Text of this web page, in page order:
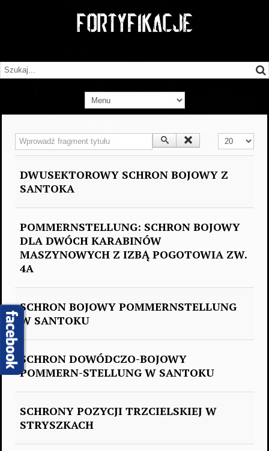
Wprowadź fragment tytułu Pokaż #
DWUSEKTOROWY SCHRON BOJOWY Z
SANTOKA
POMMERNSTELLUNG: SCHRON BOJOWY
DLA DWÓCH KARABINÓW
MASZYNOWYCH Z IZBĄ POGOTOWIA ZW.
4A
SCHRON BOJOWY POMMERNSTELLUNG
W SANTOKU
SCHRON DOWÓDCZO-BOJOWY
POMMERN-STELLUNG W SANTOKU
SCHRONY POZYCJI TRZCIELSKIEJ W
STRYSZKACH